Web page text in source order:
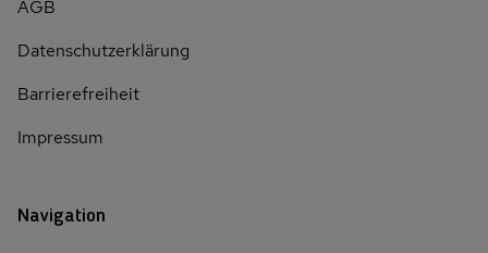
AGB
Datenschutzerklärung
Barrierefreiheit
Impressum
Navigation